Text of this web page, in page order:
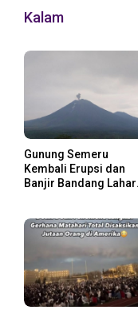
Kalam
Gunung Semeru
Kembali Erupsi dan
Banjir Bandang Lahar